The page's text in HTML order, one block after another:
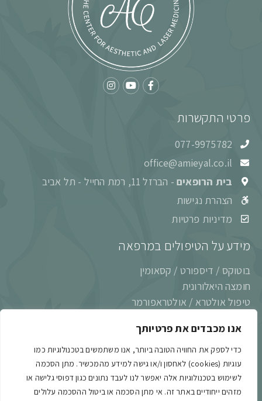
אנו מכבדים את פרטיותך
כדי לספק את החוויה הטובה ביותר, אנו משתמשים בטכנולוגיות כמו
עוגיות (cookies) לאחסון ו/או גישה למידע מהמכשיר. מתן הסכמה
לשימוש בטכנולוגיות אלה יאפשר לנו לעבד נתונים כגון דפוסי גלישה או
מזהים ייחודיים באתר זה. אי מתן הסכמה או ביטול ההסכמה עלולים
מידע על הטיפולים במרפאה
בוטוקס / דיספורט / קסאומין
חומצה היאלורונית
טיפול אולטרא / אולטראפורמר
ליפודיפיין (LipoDefine)
מורפאוס 8 (Morpheus8)
פרטי התקשרות
077-9975782
office@amieyal.co.il
בית הרופאים- הברזל 11, רמת החייל - תל אביב
הצהרת נגישות
מדיניות פרטיות
Powered & Designed by Medical Online